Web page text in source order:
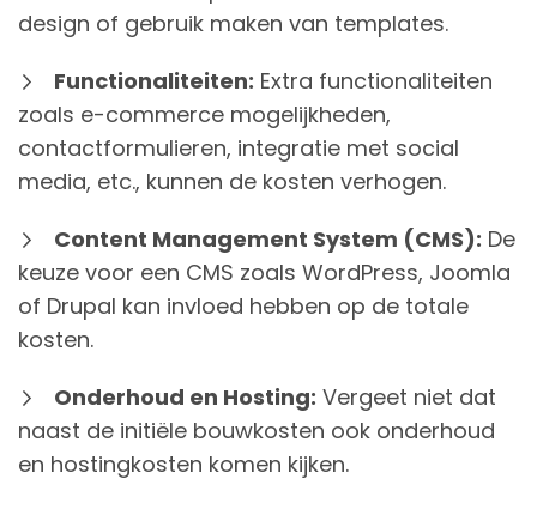
design of gebruik maken van templates.
Functionaliteiten: Extra functionaliteiten
zoals e-commerce mogelijkheden,
contactformulieren, integratie met social
media, etc., kunnen de kosten verhogen.
Content Management System (CMS): De
keuze voor een CMS zoals WordPress, Joomla
of Drupal kan invloed hebben op de totale
kosten.
Onderhoud en Hosting: Vergeet niet dat
naast de initiële bouwkosten ook onderhoud
en hostingkosten komen kijken.